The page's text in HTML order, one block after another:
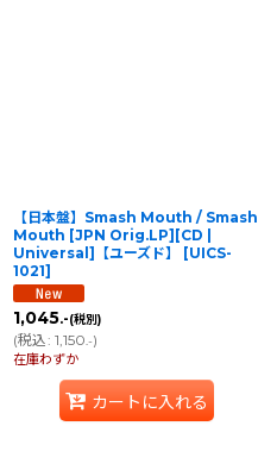
【日本盤】Smash Mouth ‎/ Smash
Mouth [JPN Orig.LP][CD |
Universal]【ユーズド】
[UICS-
1021]
1,045.-(税別)
(税込: 1,150.-)
在庫わずか
カートに入れる